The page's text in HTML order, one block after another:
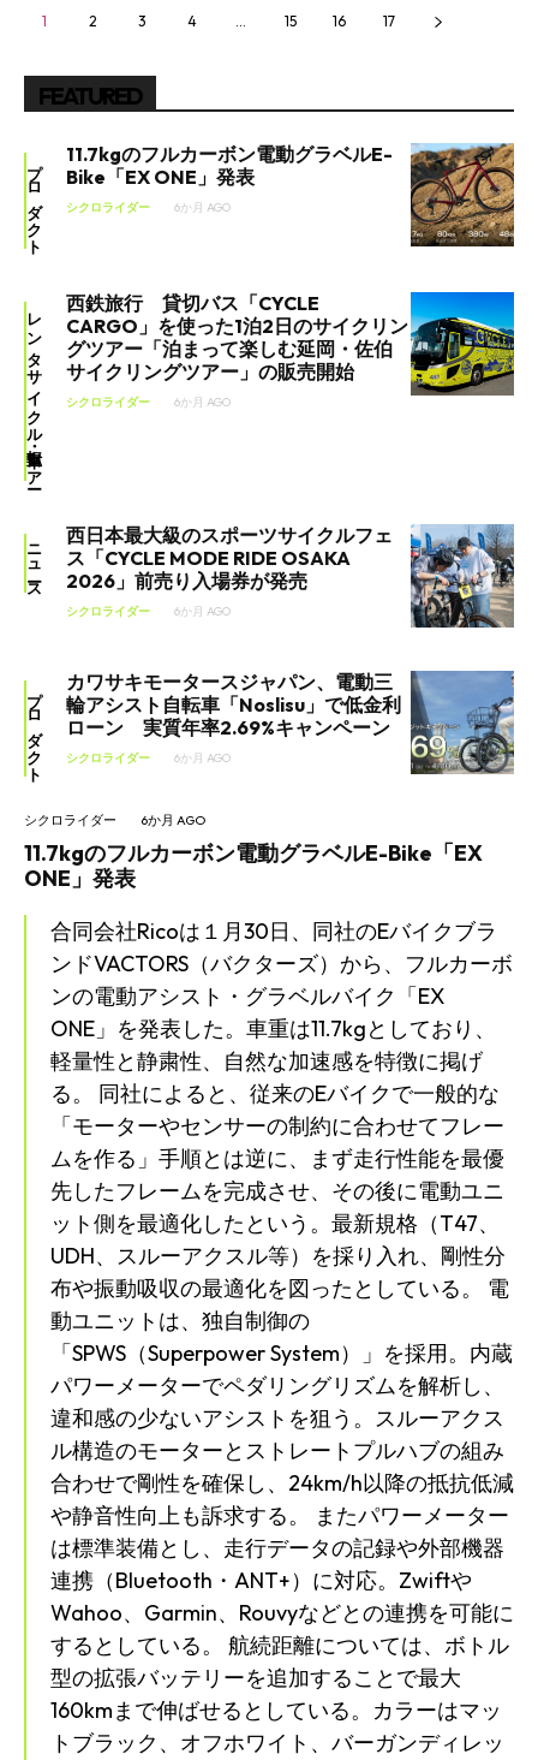
SEARCH...
1 2 3 4 … 15 16 17
FEATURED
プロダクト
11.7kgのフルカーボン電動グラベルE-
Bike「EX ONE」発表
シクロライダー 6か月 AGO
レンタサイクル・自転車ツアー
西鉄旅行 貸切バス「CYCLE
CARGO」を使った1泊2日のサイクリン
グツアー「泊まって楽しむ延岡・佐伯
サイクリングツアー」の販売開始
シクロライダー 6か月 AGO
ニュース
西日本最大級のスポーツサイクルフェ
ス「CYCLE MODE RIDE OSAKA
2026」前売り入場券が発売
シクロライダー 6か月 AGO
プロダクト
カワサキモータースジャパン、電動三
輪アシスト自転車「Noslisu」で低金利
ローン 実質年率2.69%キャンペーン
シクロライダー 6か月 AGO
シクロライダー 6か月 AGO
11.7kgのフルカーボン電動グラベルE-Bike「EX
ONE」発表
合同会社Ricoは１月30日、同社のEバイクブラ
ンドVACTORS（バクターズ）から、フルカーボ
ンの電動アシスト・グラベルバイク「EX
ONE」を発表した。車重は11.7kgとしており、
軽量性と静粛性、自然な加速感を特徴に掲げ
る。 同社によると、従来のEバイクで一般的な
「モーターやセンサーの制約に合わせてフレー
ムを作る」手順とは逆に、まず走行性能を最優
先したフレームを完成させ、その後に電動ユニ
ット側を最適化したという。最新規格（T47、
UDH、スルーアクスル等）を採り入れ、剛性分
布や振動吸収の最適化を図ったとしている。 電
動ユニットは、独自制御の
「SPWS（Superpower System）」を採用。内蔵
パワーメーターでペダリングリズムを解析し、
違和感の少ないアシストを狙う。スルーアクス
ル構造のモーターとストレートプルハブの組み
合わせで剛性を確保し、24km/h以降の抵抗低減
や静音性向上も訴求する。 またパワーメーター
は標準装備とし、走行データの記録や外部機器
連携（Bluetooth・ANT+）に対応。Zwiftや
Wahoo、Garmin、Rouvyなどとの連携を可能に
するとしている。 航続距離については、ボトル
型の拡張バッテリーを追加することで最大
160kmまで伸ばせるとしている。カラーはマッ
トブラック、オフホワイト、バーガンディレッ